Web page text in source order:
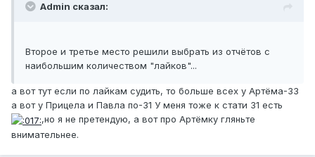
Admin сказал:
Второе и третье место решили выбрать из отчётов с
наибольшим количеством "лайков"...
а вот тут если по лайкам судить, то больше всех у Артёма-33
а вот у Прицела и Павла по-31 У меня тоже к стати 31 есть
,но я не претендую, а вот про Артёмку гляньте
внимательнее.